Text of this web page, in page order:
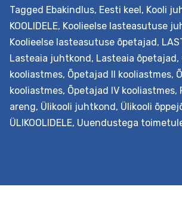
Tagged Ebakindlus, Eesti keel, Kooli
KOOLIDELE, Koolieelse lasteasutuse
Koolieelse lasteasutuse õpetajad,
Lasteaia juhtkond, Lasteaia õpetajad,
kooliastmes, Õpetajad II kooliastmes,
kooliastmes, Õpetajad IV kooliastmes,
areng, Ülikooli juhtkond, Ülikooli
ÜLIKOOLIDELE, Uuendustega